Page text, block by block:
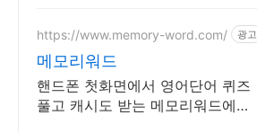
https://www.memory-word.com/ 광고
메모리워드
핸드폰 첫화면에서 영어단어 퀴즈
풀고 캐시도 받는 메모리워드에서